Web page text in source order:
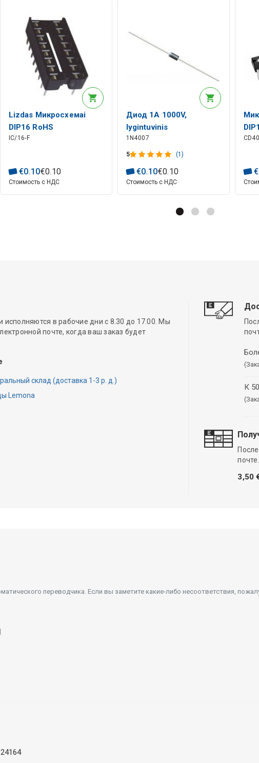
Lizdas Микросхемаi
DIP16 RoHS
IC/16-F
€0.10€0.10
Стоимость с НДС
Диод 1A 1000V,
lygintuvinis
1N4007
5 (1)
€0.10€0.10
Стоимость с НДС
€
исполняются в рабочие дни с 8.30 до 17.00. Мы
почте, когда ваш заказ будет
склад (доставка 1-3 р. д.)
Lemona
К
3,50
переводчика. Если вы заметите какие-либо несоответствия,
24164